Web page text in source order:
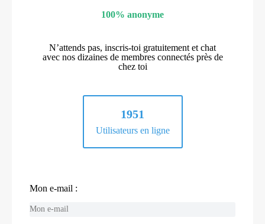
100% anonyme
N’attends pas, inscris-toi gratuitement et chat
avec nos dizaines de membres connectés près de
chez toi
1951
Utilisateurs en ligne
Mon e-mail :